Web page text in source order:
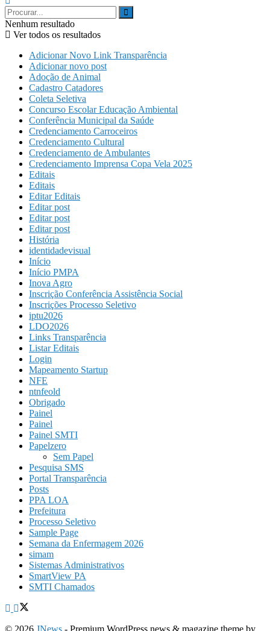
Nenhum resultado
Ver todos os resultados
Adicionar Novo Link Transparência
Adicionar novo post
Adoção de Animal
Cadastro Catadores
Coleta Seletiva
Concurso Escolar Educação Ambiental
Conferência Municipal da Saúde
Credenciamento Carroceiros
Credenciamento Cultural
Credenciamento de Ambulantes
Credenciamento Imprensa Copa Vela 2025
Editais
Editais
Editar Editais
Editar post
Editar post
Editar post
História
identidadevisual
Início
Início PMPA
Inova Agro
Inscrição Conferência Assistência Social
Inscrições Processo Seletivo
iptu2026
LDO2026
Links Transparência
Listar Editais
Login
Mapeamento Startup
NFE
ntnfeold
Obrigado
Painel
Painel
Painel SMTI
Papelzero
Sem Papel
Pesquisa SMS
Portal Transparência
Posts
PPA LOA
Prefeitura
Processo Seletivo
Sample Page
Semana da Enfermagem 2026
simam
Sistemas Administrativos
SmartView PA
SMTI Chamados